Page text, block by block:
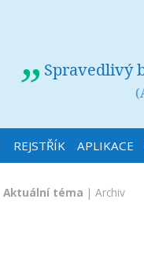
Spravedlivý
REJSTŘÍK APLIKACE
Aktuální téma | Archiv